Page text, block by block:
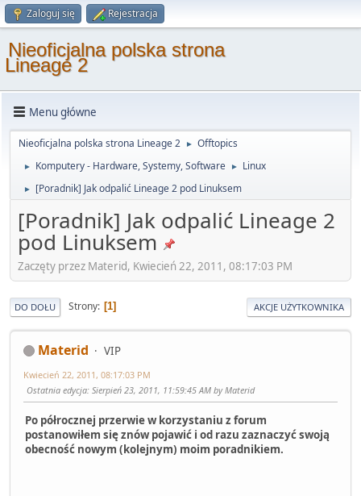
Zaloguj się Rejestracja
Nieoficjalna polska strona
Lineage 2
Menu główne
Nieoficjalna polska strona Lineage 2 ► Offtopics
► Komputery - Hardware, Systemy, Software ► Linux
► [Poradnik] Jak odpalić Lineage 2 pod Linuksem
[Poradnik] Jak odpalić Lineage 2
pod Linuksem
Zaczęty przez Materid, Kwiecień 22, 2011, 08:17:03 PM
DO DOŁU Strony 1 AKCJE UŻYTKOWNIKA
Materid VIP
Kwiecień 22, 2011, 08:17:03 PM
Ostatnia edycja: Sierpień 23, 2011, 11:59:45 AM by Materid
Po półrocznej przerwie w korzystaniu z forum
postanowiłem się znów pojawić i od razu zaznaczyć swoją
obecność nowym (kolejnym) moim poradnikiem.